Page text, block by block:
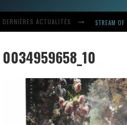
DERNIÈRES ACTUALITÉS
STREAM OF
0034959658_10